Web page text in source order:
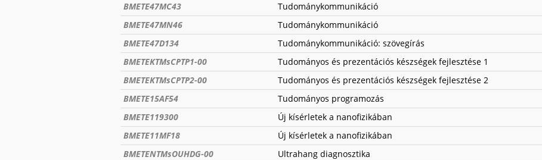
BMETE47MC43
Tudománykommunikáció
BMETE47MN46
Tudománykommunikáció
BMETE47D134
Tudománykommunikáció: szövegírás
BMETEKTMsCPTP1-00
Tudományos és prezentációs készségek fejlesztése 1
BMETEKTMsCPTP2-00
Tudományos és prezentációs készségek fejlesztése 2
BMETE15AF54
Tudományos programozás
BMETE119300
Új kísérletek a nanofizikában
BMETE11MF18
Új kísérletek a nanofizikában
BMETENTMsOUHDG-00
Ultrahang diagnosztika